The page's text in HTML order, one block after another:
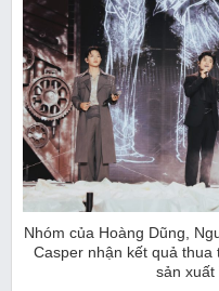
Nhóm của Hoàng Dũng,
Casper nhận kết quả
sản xuất